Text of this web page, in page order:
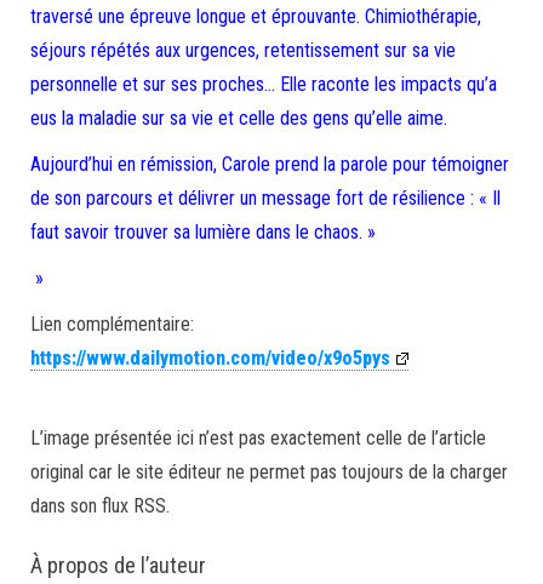
traversé une épreuve longue et éprouvante. Chimiothérapie,
séjours répétés aux urgences, retentissement sur sa vie
personnelle et sur ses proches… Elle raconte les impacts qu’a
eus la maladie sur sa vie et celle des gens qu’elle aime.
Aujourd’hui en rémission, Carole prend la parole pour témoigner
de son parcours et délivrer un message fort de résilience : « Il
faut savoir trouver sa lumière dans le chaos. »
»
Lien complémentaire:
https://www.dailymotion.com/video/x9o5pys
L’image présentée ici n’est pas exactement celle de l’article
original car le site éditeur ne permet pas toujours de la charger
dans son flux RSS.
À propos de l’auteur